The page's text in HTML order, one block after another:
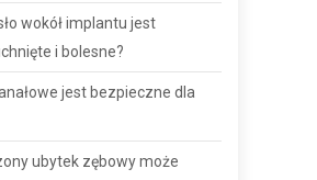
wokół implantu jest
i bolesne?
jest bezpieczne dla
ubytek zębowy może